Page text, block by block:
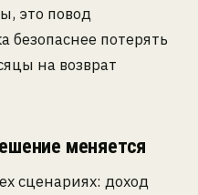
это повод
безопаснее потерять
на возврат
меняется
сценариях: доход